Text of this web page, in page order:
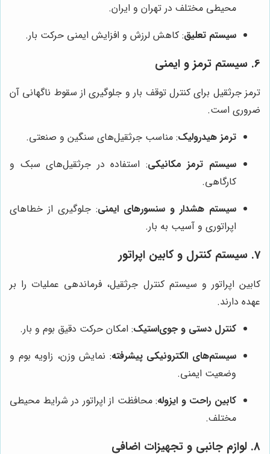
محیطی مختلف در تهران و ایران.
سیستم تعلیق: کاهش لرزش و افزایش ایمنی حرکت بار.
6. سیستم ترمز و ایمنی
ترمز جرثقیل برای کنترل توقف بار و جلوگیری از سقوط ناگهانی آن
ضروری است.
ترمز هیدرولیک: مناسب جرثقیل‌های سنگین و صنعتی.
سیستم ترمز مکانیکی: استفاده در جرثقیل‌های سبک و
کارگاهی.
سیستم هشدار و سنسورهای ایمنی: جلوگیری از خطاهای
اپراتوری و آسیب به بار.
7. سیستم کنترل و کابین اپراتور
کابین اپراتور و سیستم کنترل جرثقیل، فرماندهی عملیات را بر
عهده دارند.
کنترل دستی و جوی‌استیک: امکان حرکت دقیق بوم و بار.
سیستم‌های الکترونیکی پیشرفته: نمایش وزن، زاویه بوم و
وضعیت ایمنی.
کابین راحت و ایزوله: محافظت از اپراتور در شرایط محیطی
مختلف.
8. لوازم جانبی و تجهیزات اضافی